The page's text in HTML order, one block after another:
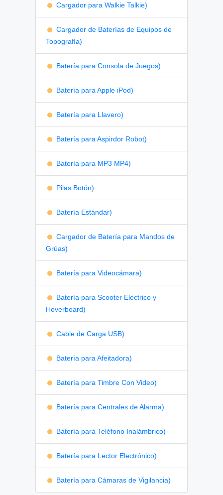
Cargador para Walkie Talkie)
Cargador de Baterías de Equipos de
Topografía)
Batería para Consola de Juegos)
Batería para Apple iPod)
Batería para Llavero)
Batería para Aspirdor Robot)
Batería para MP3 MP4)
Pilas Botón)
Batería Estándar)
Cargador de Batería para Mandos de
Grúas)
Batería para Videocámara)
Batería para Scooter Electrico y
Hoverboard)
Cable de Carga USB)
Batería para Afeitadora)
Batería para Timbre Con Video)
Batería para Centrales de Alarma)
Batería para Teléfono Inalámbrico)
Batería para Lector Electrónico)
Batería para Cámaras de Vigilancia)